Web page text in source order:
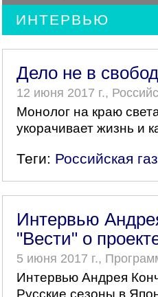
ИНТЕРВЬЮ
Дело не в
12 июня 2017 г.,
Монолог на краю
укорачивает жизнь и
Теги: Российская
Интервью
"Вести" о
5 июня 2017 г.,
Интервью Андрея
Русские сезоны в